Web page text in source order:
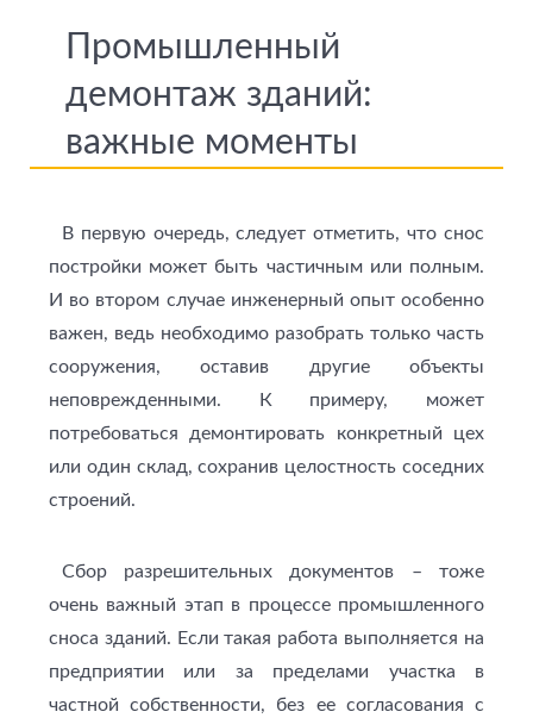
Промышленный
демонтаж зданий:
важные моменты
В первую очередь, следует отметить, что снос
постройки может быть частичным или полным.
И во втором случае инженерный опыт особенно
важен, ведь необходимо разобрать только часть
сооружения, оставив другие объекты
неповрежденными. К примеру, может
потребоваться демонтировать конкретный цех
или один склад, сохранив целостность соседних
строений.
Сбор разрешительных документов – тоже
очень важный этап в процессе промышленного
сноса зданий. Если такая работа выполняется на
предприятии или за пределами участка в
частной собственности, без ее согласования с